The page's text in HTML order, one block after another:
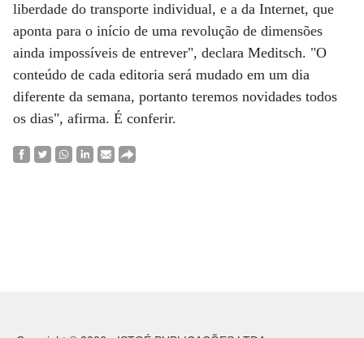
liberdade do transporte individual, e a da Internet, que
aponta para o início de uma revolução de dimensões
ainda impossíveis de entrever", declara Meditsch. "O
conteúdo de cada editoria será mudado em um dia
diferente da semana, portanto teremos novidades todos
os dias", afirma. É conferir.